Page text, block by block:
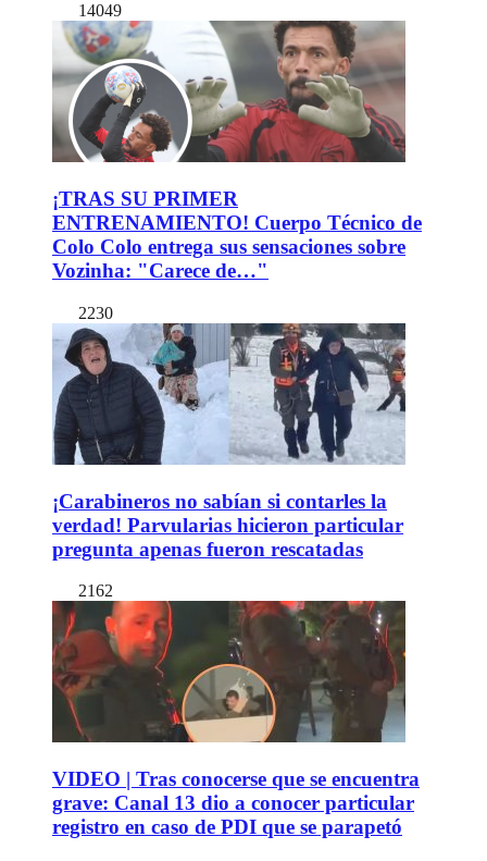
14049
¡TRAS SU PRIMER
ENTRENAMIENTO! Cuerpo Técnico de
Colo Colo entrega sus sensaciones sobre
Vozinha: "Carece de…"
2230
¡Carabineros no sabían si contarles la
verdad! Parvularias hicieron particular
pregunta apenas fueron rescatadas
2162
VIDEO | Tras conocerse que se encuentra
grave: Canal 13 dio a conocer particular
registro en caso de PDI que se parapetó